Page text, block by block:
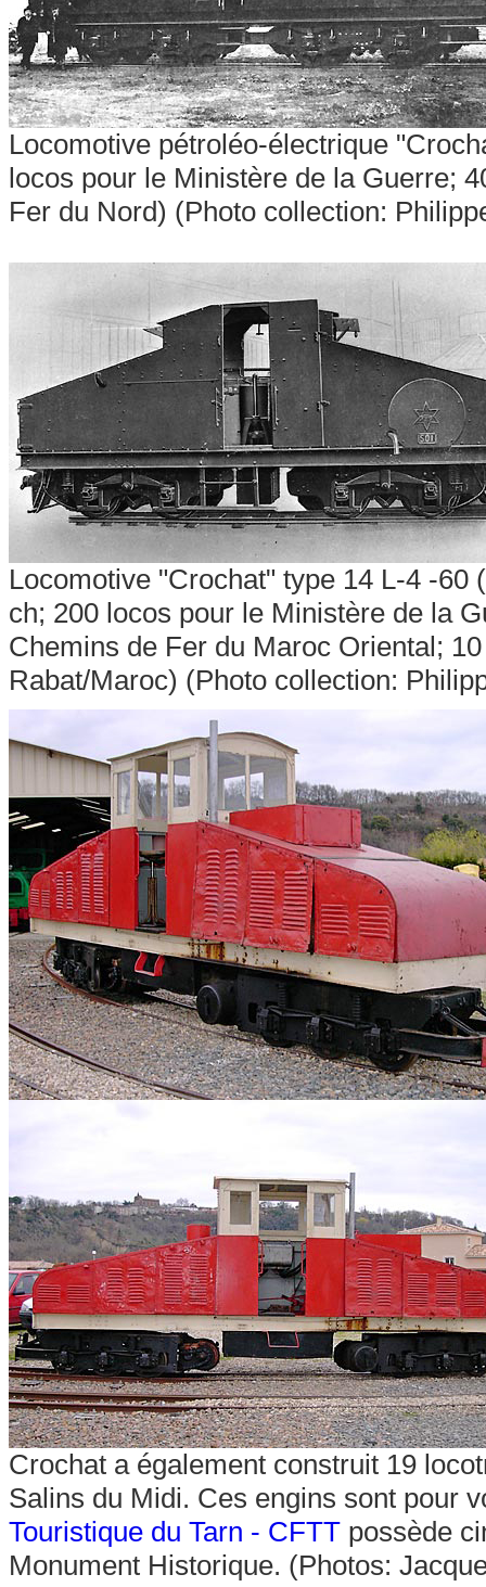
Locomotive pétroléo-électrique
locos pour le Ministère de la Guerre;
Fer du Nord) (Photo collection:
Locomotive "Crochat" type 14 L-4 -60
ch; 200 locos pour le Ministère de la
Chemins de Fer du Maroc Oriental;
Rabat/Maroc) (Photo collection:
Crochat a également construit 19
Salins du Midi. Ces engins sont pour
Touristique du Tarn - CFTT possède
Monument Historique. (Photos: